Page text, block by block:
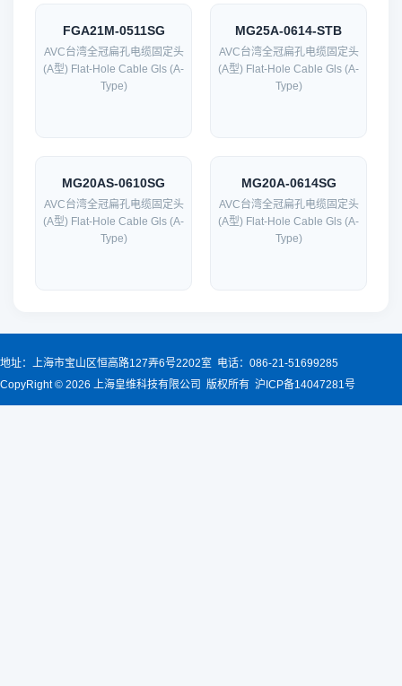
FGA21M-0511SG
AVC台湾全冠扁孔电缆固定头
(A型) Flat-Hole Cable Gls (A-
Type)
MG25A-0614-STB
AVC台湾全冠扁孔电缆固定头
(A型) Flat-Hole Cable Gls (A-
Type)
MG20AS-0610SG
AVC台湾全冠扁孔电缆固定头
(A型) Flat-Hole Cable Gls (A-
Type)
MG20A-0614SG
AVC台湾全冠扁孔电缆固定头
(A型) Flat-Hole Cable Gls (A-
Type)
地址：上海市宝山区恒高路127弄6号2202室 电话：086-21-51699285
CopyRight © 2026 上海皇维科技有限公司 版权所有 沪ICP备14047281号